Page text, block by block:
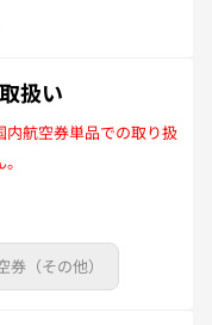
扱い
航空券単品での取り扱
券（その他）